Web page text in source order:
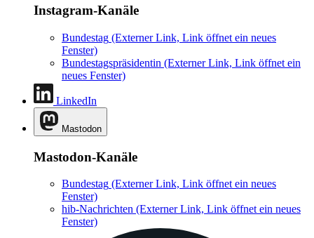
Instagram-Kanäle
Bundestag (Externer Link, Link öffnet ein neues
Fenster)
Bundestagspräsidentin (Externer Link, Link öffnet ein
neues Fenster)
LinkedIn
Mastodon
Mastodon-Kanäle
Bundestag (Externer Link, Link öffnet ein neues
Fenster)
hib-Nachrichten (Externer Link, Link öffnet ein neues
Fenster)